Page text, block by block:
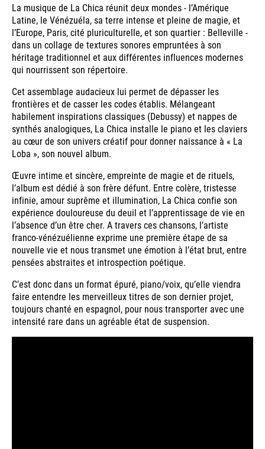
La musique de La Chica réunit deux mondes - l’Amérique
Latine, le Vénézuéla, sa terre intense et pleine de magie, et
l’Europe, Paris, cité pluriculturelle, et son quartier : Belleville -
dans un collage de textures sonores empruntées à son
héritage traditionnel et aux différentes influences modernes
qui nourrissent son répertoire.
Cet assemblage audacieux lui permet de dépasser les
frontières et de casser les codes établis. Mélangeant
habilement inspirations classiques (Debussy) et nappes de
synthés analogiques, La Chica installe le piano et les claviers
au cœur de son univers créatif pour donner naissance à « La
Loba », son nouvel album.
Œuvre intime et sincère, empreinte de magie et de rituels,
l’album est dédié à son frère défunt. Entre colère, tristesse
infinie, amour suprême et illumination, La Chica confie son
expérience douloureuse du deuil et l’apprentissage de vie en
l’absence d’un être cher. A travers ces chansons, l’artiste
franco-vénézuélienne exprime une première étape de sa
nouvelle vie et nous transmet une émotion à l’état brut, entre
pensées abstraites et introspection poétique.
C’est donc dans un format épuré, piano/voix, qu’elle viendra
faire entendre les merveilleux titres de son dernier projet,
toujours chanté en espagnol, pour nous transporter avec une
intensité rare dans un agréable état de suspension.